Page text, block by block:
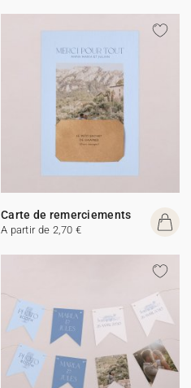
Carte de remerciements
A partir de 2,70 €